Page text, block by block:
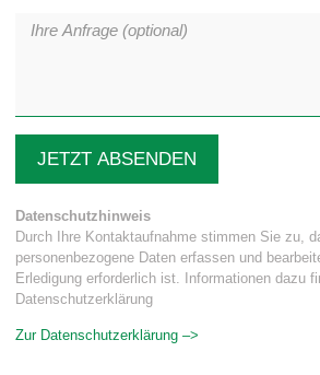
JETZT ABSENDEN
Datenschutzhinweis
Durch Ihre Kontaktaufnahme stimmen Sie zu,
personenbezogene Daten erfassen und
Erledigung erforderlich ist. Informationen dazu
Datenschutzerklärung
Zur Datenschutzerklärung –>